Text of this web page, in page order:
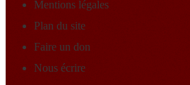
Mentions légales
Plan du site
Faire un don
Nous écrire